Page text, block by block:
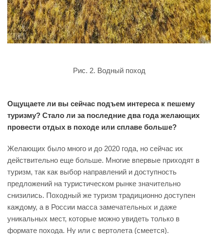
Рис. 2. Водный поход
Ощущаете ли вы сейчас подъем интереса к пешему
туризму? Стало ли за последние два года желающих
провести отдых в походе или сплаве больше?
Желающих было много и до 2020 года, но сейчас их
действительно еще больше. Многие впервые приходят в
туризм, так как выбор направлений и доступность
предложений на туристическом рынке значительно
снизились. Походный же туризм традиционно доступен
каждому, а в России масса замечательных и даже
уникальных мест, которые можно увидеть только в
формате похода. Ну или с вертолета (смеется).